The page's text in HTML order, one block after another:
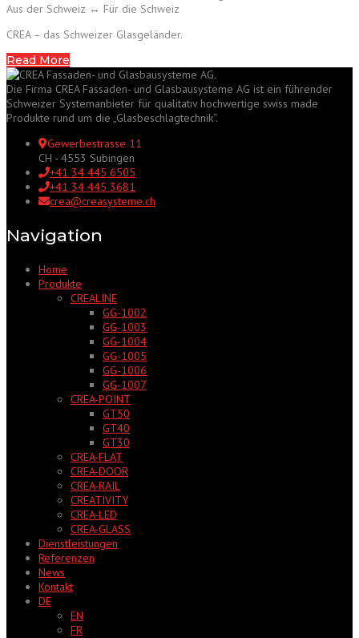
Aus der Schweiz ↔ Für die Schweiz
CREA – das Schweizer Glasgeländer.
Read More
Die Firma CREA Fassaden- und Glasbausysteme AG ist ein führender
Schweizer Systemanbieter für qualitativ hochwertige swiss made
Produkte rund um die „Glasbeschlagtechnik“.
Gewerbestrasse 11
CH - 4553 Subingen
+41 34 445 6505
+41 34 445 3681
crea@creasysteme.ch
Navigation
Home
Produkte
CREALINE
GG-1002
GG-1003
GG-1004
GG-1005
GG-1006
GG-1007
CREA-POINT
GT50
GT40
GT30
CREA-FLAT
CREA-DOOR
CREA-RAIL
CREATIVITY
CREA-LED
CREA-GLASS
Dienstleistungen
Referenzen
News
Kontakt
DE
EN
FR